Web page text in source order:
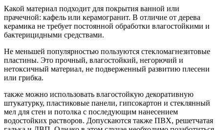
Какой материал подходит для покрытия ванной или
прачечной: кафель или керамогранит. В отличие от дерева
керамика не требует постоянной обработки влагостойкими и
бактерицидными средствами.
Не меньшей популярностью пользуются стекломагнезитовые
пластины. Это прочный, влагостойкий, негорючий и
нетоксичный материал, не подверженный развитию плесени
или грибка.
также можно использовать влагостойкую декоративную
штукатурку, пластиковые панели, гипсокартон и стеклянный
мел для стен и потолка с последующим нанесением
водостойких растворов. Допускаются также ПВХ, решетчатая